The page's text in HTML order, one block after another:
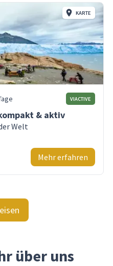
KARTE
VIACTIVE
& aktiv
Welt
Mehr erfahren
über uns